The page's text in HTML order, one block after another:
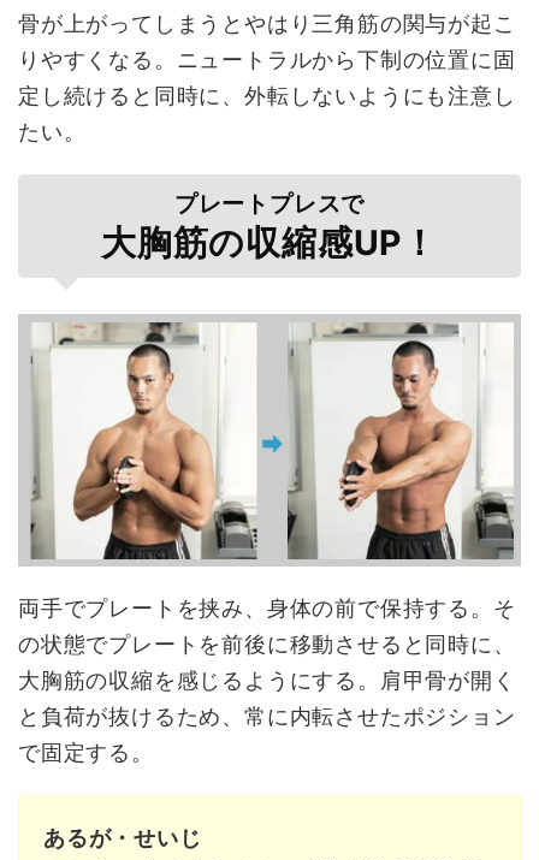
骨が上がってしまうとやはり三角筋の関与が起こ
りやすくなる。ニュートラルから下制の位置に固
定し続けると同時に、外転しないようにも注意し
たい。
プレートプレスで
大胸筋の収縮感UP！
両手でプレートを挟み、身体の前で保持する。そ
の状態でプレートを前後に移動させると同時に、
大胸筋の収縮を感じるようにする。肩甲骨が開く
と負荷が抜けるため、常に内転させたポジション
で固定する。
あるが・せいじ